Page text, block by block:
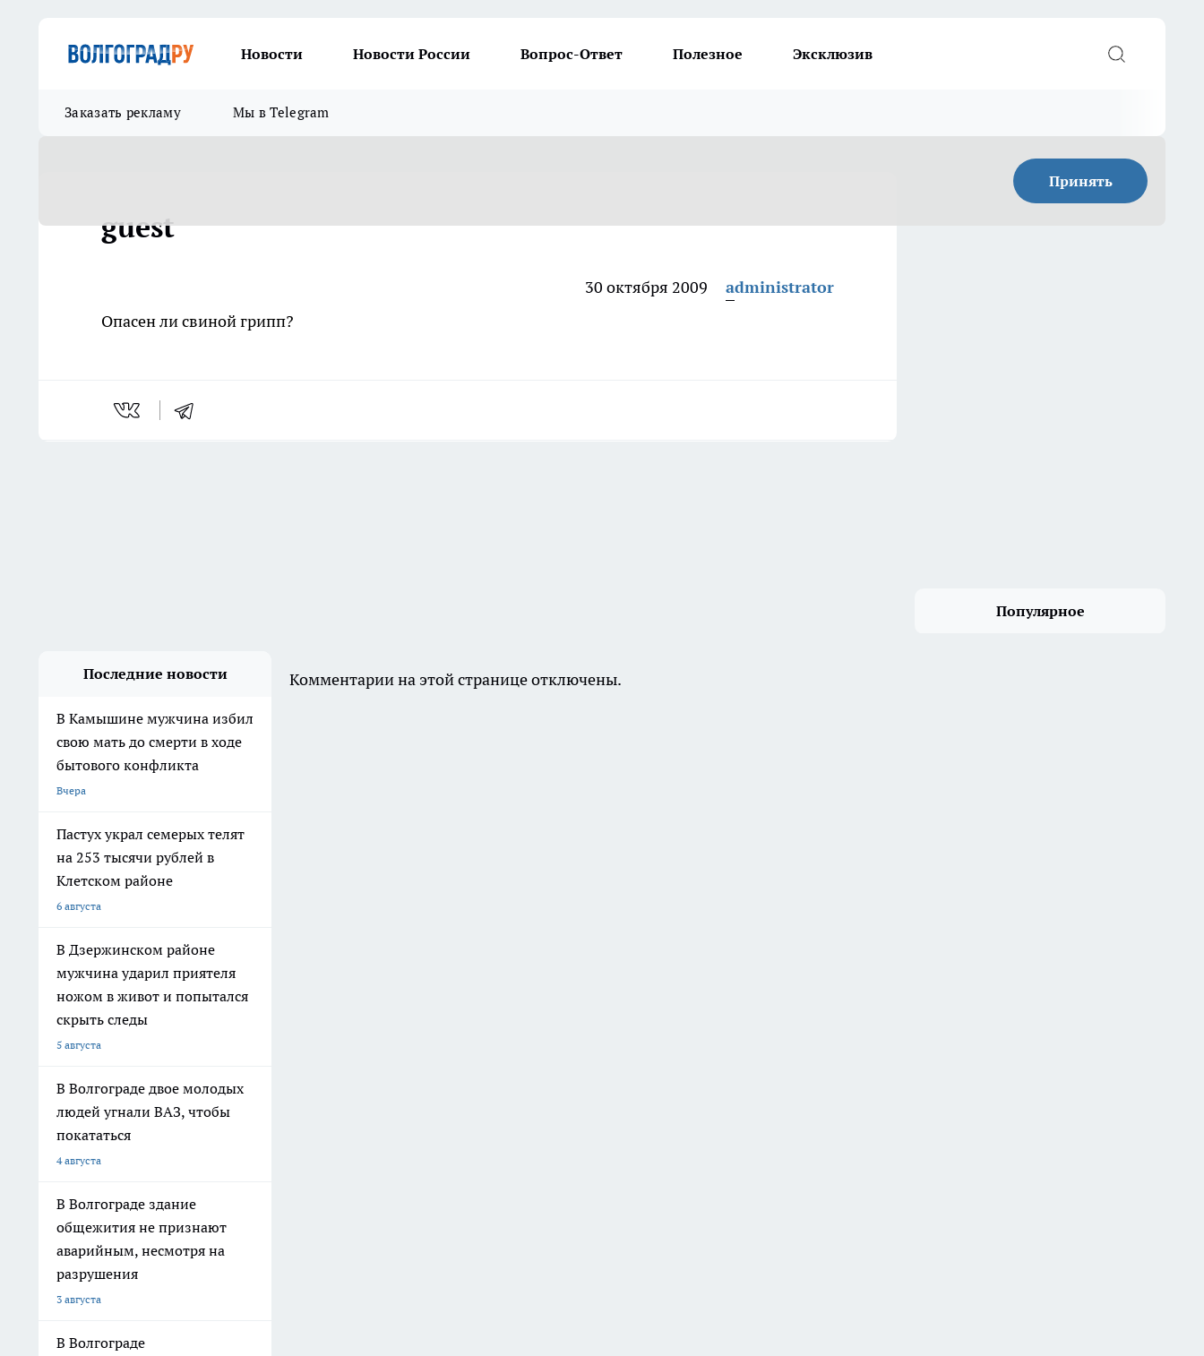
Новости Новости России Вопрос-Ответ Полезное Эксклюзив
Заказать рекламу Мы в Telegram
Принять
guest
30 октября 2009
administrator
Опасен ли свиной грипп?
Популярное
Последние новости
В Камышине мужчина избил
свою мать до смерти в ходе
бытового конфликта
Вчера
Пастух украл семерых телят
на 253 тысячи рублей в
Клетском районе
6 августа
В Дзержинском районе
мужчина ударил приятеля
ножом в живот и попытался
скрыть следы
5 августа
В Волгограде двое молодых
людей угнали ВАЗ, чтобы
покататься
4 августа
В Волгограде здание
общежития не признают
аварийным, несмотря на
разрушения
3 августа
В Волгограде
Комментарии на этой странице отключены.